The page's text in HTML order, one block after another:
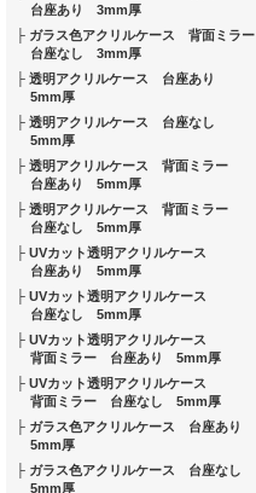
台座あり 3mm厚
ガラス色アクリルケース 背面ミラー
台座なし 3mm厚
透明アクリルケース 台座あり
5mm厚
透明アクリルケース 台座なし
5mm厚
透明アクリルケース 背面ミラー
台座あり 5mm厚
透明アクリルケース 背面ミラー
台座なし 5mm厚
UVカット透明アクリルケース
台座あり 5mm厚
UVカット透明アクリルケース
台座なし 5mm厚
UVカット透明アクリルケース
背面ミラー 台座あり 5mm厚
UVカット透明アクリルケース
背面ミラー 台座なし 5mm厚
ガラス色アクリルケース 台座あり
5mm厚
ガラス色アクリルケース 台座なし
5mm厚